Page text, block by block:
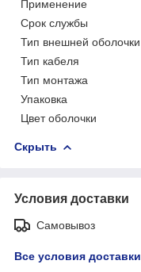
Применение
Срок службы
Тип внешней оболочки
Тип кабеля
Тип монтажа
Упаковка
Цвет оболочки
Скрыть
Условия доставки
Самовывоз
Все условия доставки